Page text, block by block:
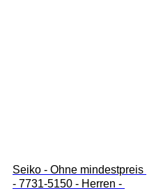
Seiko - Ohne mindestpreis
- 7731-5150 - Herren -